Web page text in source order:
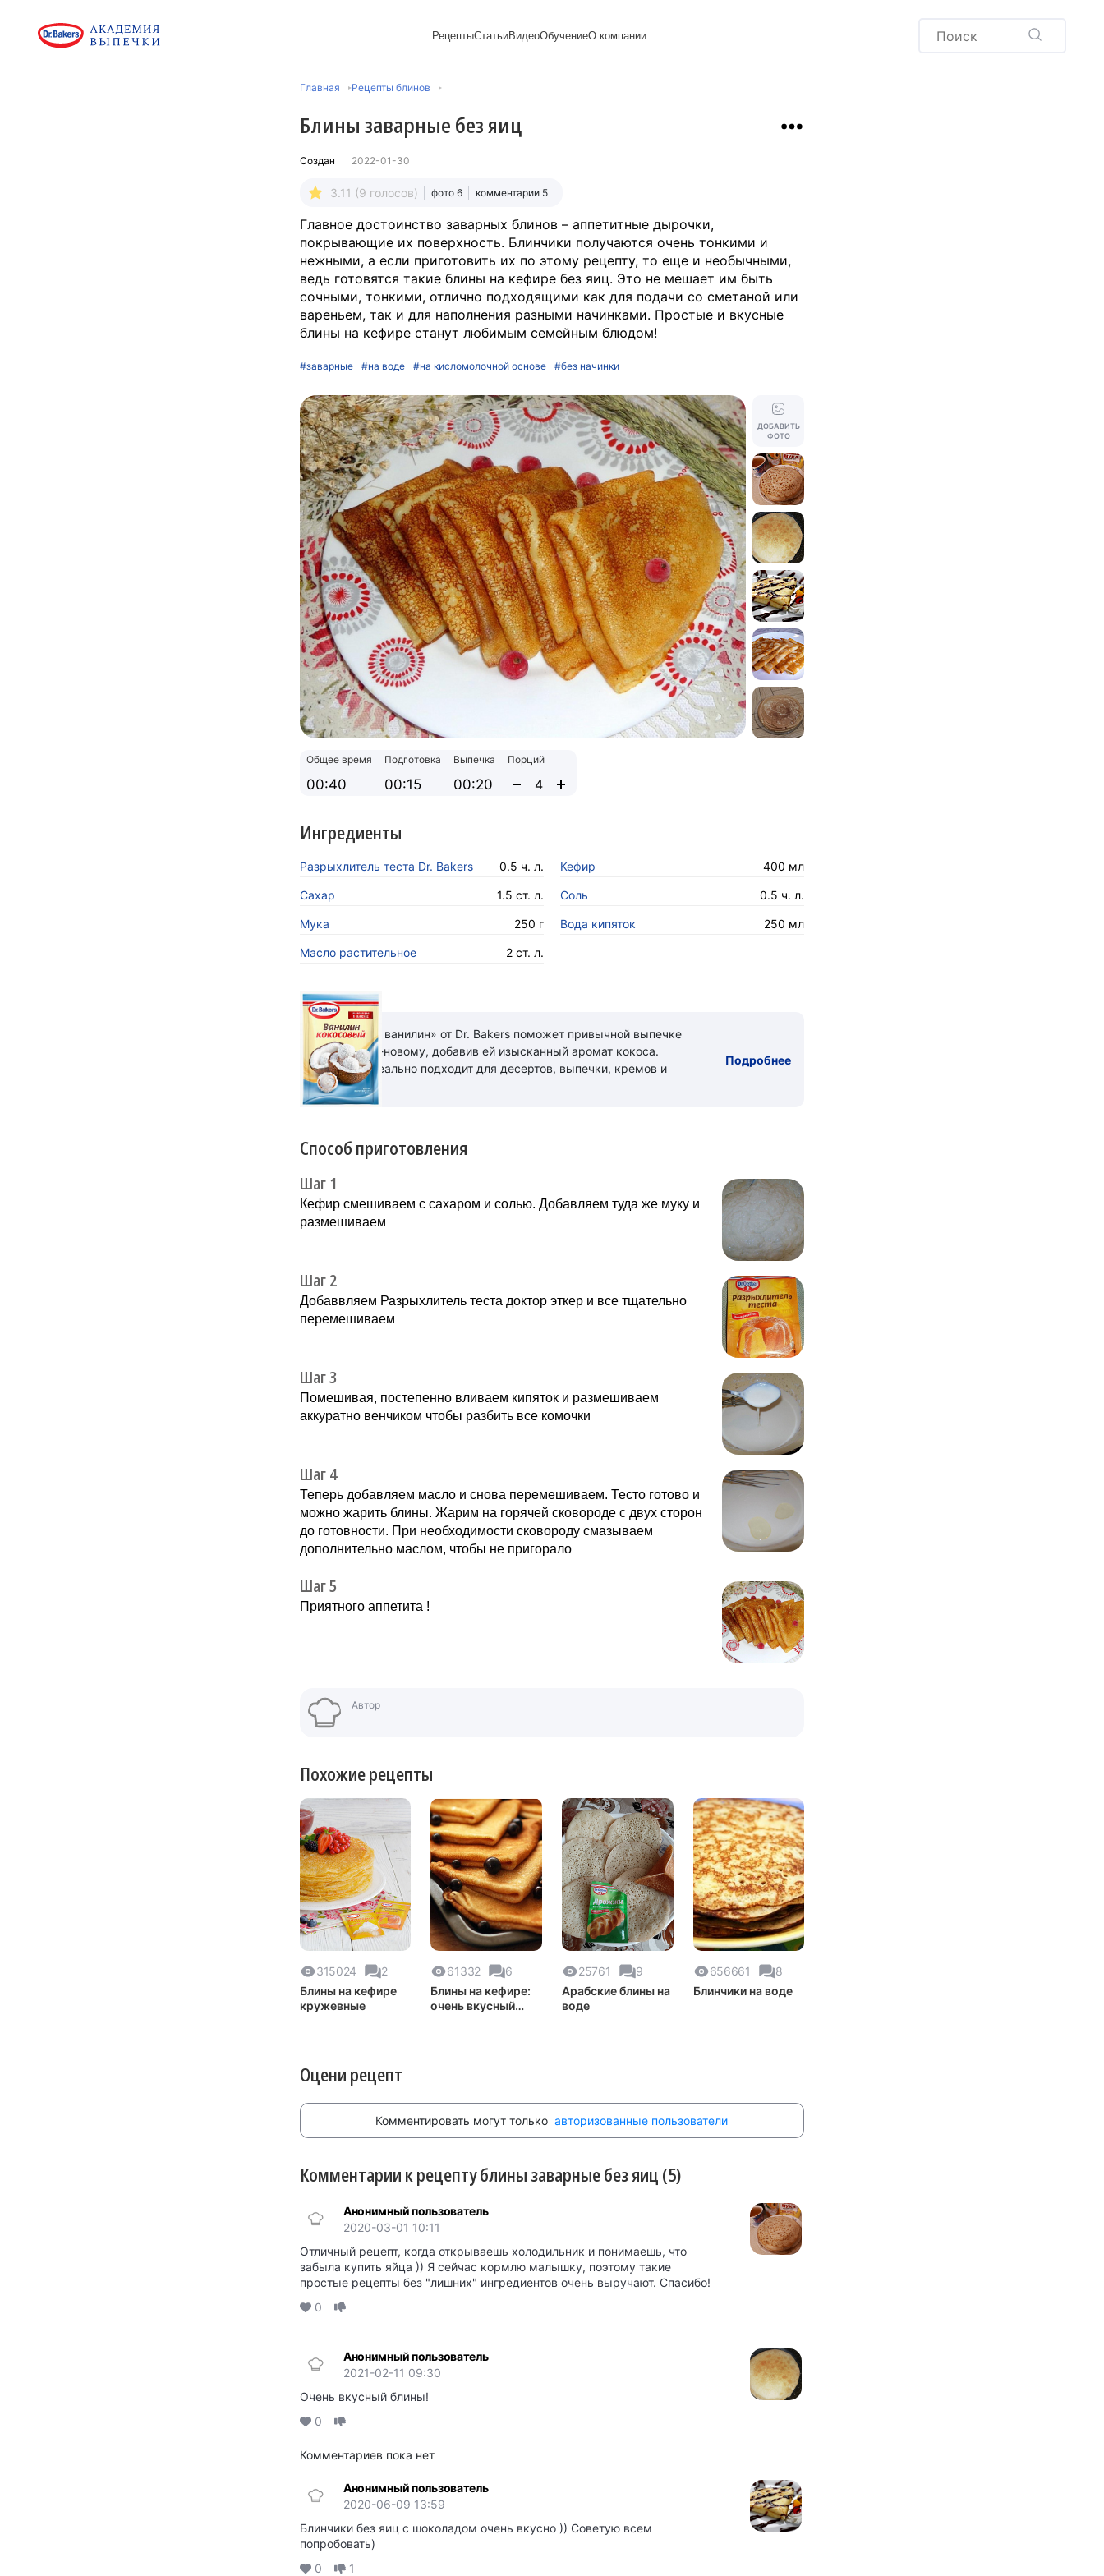
Рецепты
Пасхальная выпечка
Варенья и соленья
Статьи
выпечка
ВидеоОбучениеО компании
Главная Рецепты блинов
Блины заварные без яиц
Создан 2022-01-30
3.11 (9 голосов) фото 6 комментарии 5
Главное достоинство заварных блинов – аппетитные дырочки,
покрывающие их поверхность. Блинчики получаются очень тонкими и
нежными, а если приготовить их по этому рецепту, то еще и необычными,
ведь готовятся такие блины на кефире без яиц. Это не мешает им быть
сочными, тонкими, отлично подходящими как для подачи со сметаной или
вареньем, так и для наполнения разными начинками. Простые и вкусные
блины на кефире станут любимым семейным блюдом!
#заварные #на воде #на кисломолочной основе #без начинки
ДОБАВИТЬ
ФОТО
Общее время
00:40
Подготовка
00:15
Выпечка
00:20
Порций
Ингредиенты
Разрыхлитель теста Dr. Bakers 0.5 ч. л. Кефир 400 мл
Сахар 1.5 ст. л. Соль 0.5 ч. л.
Мука 250 г Вода кипяток 250 мл
Масло растительное 2 ст. л.
«Кокосовый ванилин» от Dr. Bakers поможет привычной выпечке
заиграть по-новому, добавив ей изысканный аромат кокоса.
Новинка идеально подходит для десертов, выпечки, кремов и
напитков.
Подробнее
Способ приготовления
Шаг 1
Кефир смешиваем с сахаром и солью. Добавляем туда же муку и
размешиваем
Шаг 2
Добаввляем Разрыхлитель теста доктор эткер и все тщательно
перемешиваем
Шаг 3
Помешивая, постепенно вливаем кипяток и размешиваем
аккуратно венчиком чтобы разбить все комочки
Шаг 4
Теперь добавляем масло и снова перемешиваем. Тесто готово и
можно жарить блины. Жарим на горячей сковороде с двух сторон
до готовности. При необходимости сковороду смазываем
дополнительно маслом, чтобы не пригорало
Шаг 5
Приятного аппетита !
Автор
Похожие рецепты
315024
2
Блины на кефире
кружевные
61332
6
Блины на кефире:
очень вкусный
25761
9
Арабские блины на
воде
656661
8
Блинчики на воде
Оцени рецепт
Комментировать могут толькоавторизованные пользователи
Комментарии к рецепту блины заварные без яиц (5)
Анонимный пользователь
2020-03-01 10:11
Отличный рецепт, когда открываешь холодильник и понимаешь, что
забыла купить яйца )) Я сейчас кормлю малышку, поэтому такие
простые рецепты без "лишних" ингредиентов очень выручают. Спасибо!
0
Анонимный пользователь
2021-02-11 09:30
Очень вкусный блины!
0
Комментариев пока нет
Анонимный пользователь
2020-06-09 13:59
Блинчики без яиц с шоколадом очень вкусно )) Советую всем
попробовать)
0
1